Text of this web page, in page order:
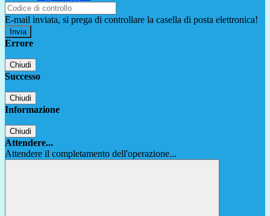
E-mail inviata, si prega di controllare la casella di posta elettronica!
Errore
Chiudi
Successo
Chiudi
Informazione
Chiudi
Attendere...
Attendere il completamento dell'operazione...